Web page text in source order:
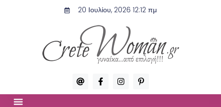
20 Ιουλίου, 2026 12:12 πμ
A
t
F
a
c
I
n
s
P
i
n